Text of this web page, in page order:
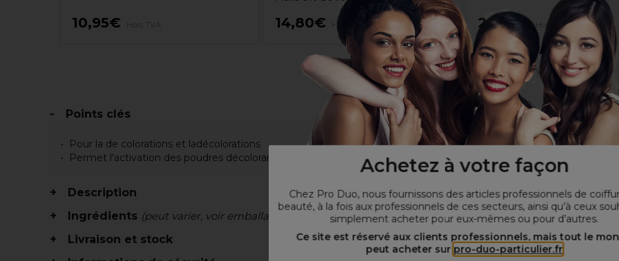
Achetez à votre façon
Chez Pro Duo, nous fournissons des articles professionnels de
beauté, à la fois aux professionnels de ces secteurs, ainsi qu’à ceux
simplement acheter pour eux-mêmes ou pour d’autres.
Ce site est réservé aux clients professionnels, mais tout le
peut acheter sur pro-duo-particulier.fr
10,95€ 14,80€ 20,25€ Hors TVA
Points clés
Pour la de colorations et ladécolorations
Permet l'activation des poudres décolorantes
Description
Ingrédients (peut varier, voir emballage)
Livraison et stock